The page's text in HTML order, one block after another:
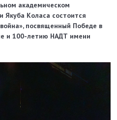
академическом
Коласа состоится
посвященный Победе в
и 100-летию НАДТ имени